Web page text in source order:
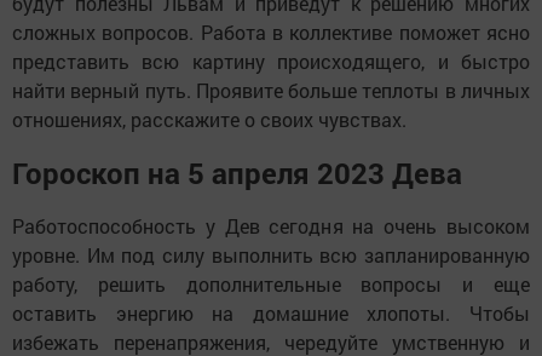
сложных вопросов. Работа в коллективе поможет ясно
представить всю картину происходящего, и быстро
найти верный путь. Проявите больше теплоты в личных
отношениях, расскажите о своих чувствах.
Гороскоп на 5 апреля 2023 Дева
Работоспособность у Дев сегодня на очень высоком
уровне. Им под силу выполнить всю запланированную
работу, решить дополнительные вопросы и еще
оставить энергию на домашние хлопоты. Чтобы
избежать перенапряжения, чередуйте умственную и